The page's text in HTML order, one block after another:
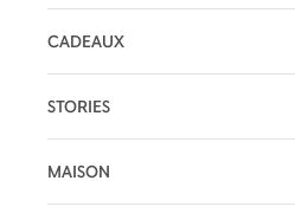
CADEAUX
STORIES
MAISON